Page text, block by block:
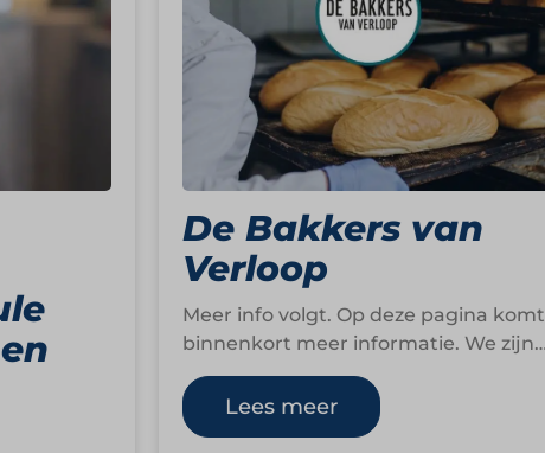
De Bakkers van
Verloop
Meer info volgt. Op deze pagina komt
binnenkort meer informatie. We zijn
op dit moment namelijk nog druk
bezig om…
Lees meer